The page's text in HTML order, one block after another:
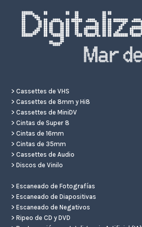
> Cassettes de VHS
> Cassettes de 8mm y Hi8
> Cassettes de MiniDV
> Cintas de Super 8
> Cintas de 16mm
> Cintas de 35mm
> Cassettes de Audio
> Discos de Vinilo
> Escaneado de Fotografías
> Escaneado de Diapositivas
> Escaneado de Negativos
> Ripeo de CD y DVD